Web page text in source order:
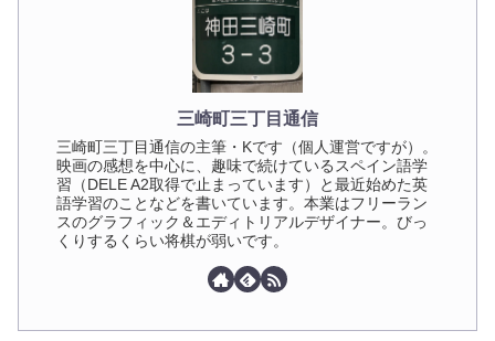
三崎町三丁目通信
三崎町三丁目通信の主筆・Kです（個人運営ですが）。
映画の感想を中心に、趣味で続けているスペイン語学
習（DELE A2取得で止まっています）と最近始めた英
語学習のことなどを書いています。本業はフリーラン
スのグラフィック＆エディトリアルデザイナー。びっ
くりするくらい将棋が弱いです。